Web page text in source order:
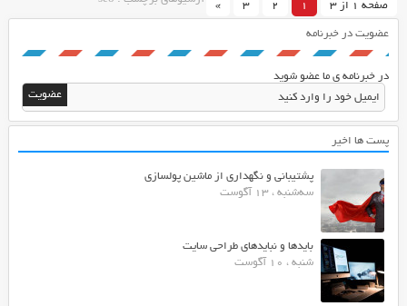
صفحه 1 از 3 1
2
3
»
عضویت در خبرنامه
در خبرنامه ی ما عضو شوید
پست ها اخیر
پشتیبانی و نگهداری از ماشین پولسازی
سه‌شنبه ، 13 آگوست
بایدها و نبایدهای طراحی سایت
شنبه ، 10 آگوست